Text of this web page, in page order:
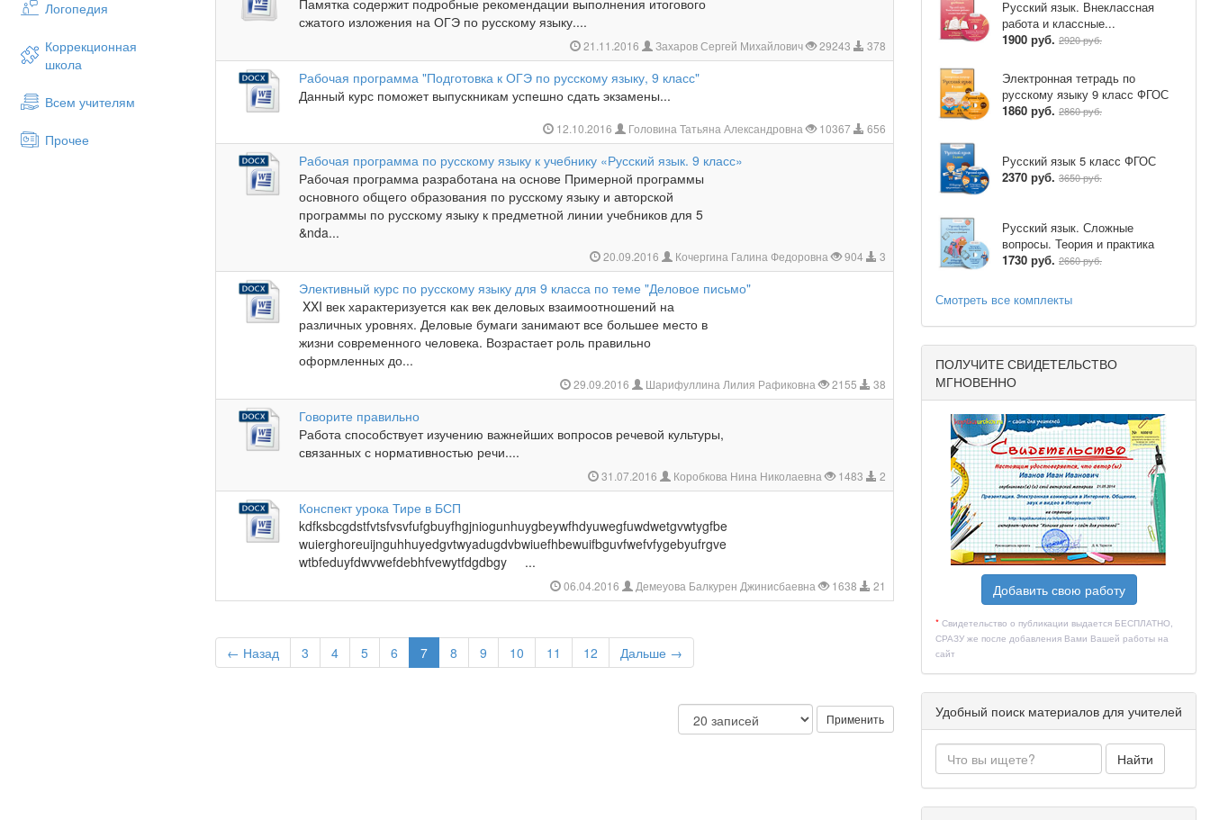
Логопедия
Коррекционная
школа
Всем учителям
Прочее
сжатого изложения на ОГЭ по русскому языку....
21.11.2016 Захаров Сергей Михайлович 29243 378
Рабочая программа "Подготовка к ОГЭ по русскому языку, 9 класс"
Данный курс поможет выпускникам успешно сдать экзамены...
12.10.2016 Головина Татьяна Александровна 10367 656
Рабочая программа по русскому языку к учебнику «Русский язык. 9 класс»
Рабочая программа разработана на основе Примерной программы
основного общего образования по русскому языку и авторской
программы по русскому языку к предметной линии учебников для 5
&nda...
20.09.2016 Кочергина Галина Федоровна 904 3
Элективный курс по русскому языку для 9 класса по теме "Деловое письмо"
XXI век характеризуется как век деловых взаимоотношений на
различных уровнях. Деловые бумаги занимают все большее место в
жизни современного человека. Возрастает роль правильно
оформленных до...
29.09.2016 Шарифуллина Лилия Рафиковна 2155 38
Говорите правильно
Работа способствует изучению важнейших вопросов речевой культуры,
связанных с нормативностью речи....
31.07.2016 Коробкова Нина Николаевна 1483 2
Конспект урока Тире в БСП
kdfksbcgdstfvtsfvsvfufgbuyfhgjniogunhuygbeywfhdyuwegfuwdwetgvwtygfbe
wuierghoreuijnguhhuyedgvtwyadugdvbwiuefhbewuifbguvfwefvfygebyufrgve
wtbfeduyfdwvwefdebhfvewytfdgdbgy ...
06.04.2016 Демеуова Балкурен Джинисбаевна 1638 21
← Назад 3 4 5 6 7 8 9 10 11 12 Дальше →
Применить
Русский язык. Внеклассная
работа и классные...
1900 руб. 2920 руб.
Электронная тетрадь по
русскому языку 9 класс ФГОС
1860 руб. 2860 руб.
Русский язык 5 класс ФГОС
2370 руб. 3650 руб.
Русский язык. Сложные
вопросы. Теория и практика
1730 руб. 2660 руб.
Смотреть все комплекты
ПОЛУЧИТЕ СВИДЕТЕЛЬСТВО
МГНОВЕННО
Добавить свою работу
* Свидетельство о публикации выдается БЕСПЛАТНО,
СРАЗУ же после добавления Вами Вашей работы на
сайт
Удобный поиск материалов для учителей
Найти